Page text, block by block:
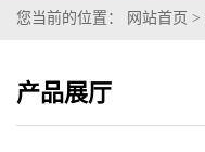
您当前的位置： 网站首页 >
产品展厅